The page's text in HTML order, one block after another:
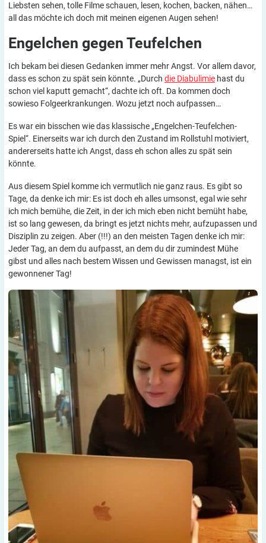
Liebsten sehen, tolle Filme schauen, lesen, kochen, backen, nähen…
all das möchte ich doch mit meinen eigenen Augen sehen!
Engelchen gegen Teufelchen
Ich bekam bei diesen Gedanken immer mehr Angst. Vor allem davor,
dass es schon zu spät sein könnte. „Durch die Diabulimie hast du
schon viel kaputt gemacht“, dachte ich oft. Da kommen doch
sowieso Folgeerkrankungen. Wozu jetzt noch aufpassen…
Es war ein bisschen wie das klassische „Engelchen-Teufelchen-
Spiel“. Einerseits war ich durch den Zustand im Rollstuhl motiviert,
andererseits hatte ich Angst, dass eh schon alles zu spät sein
könnte.
Aus diesem Spiel komme ich vermutlich nie ganz raus. Es gibt so
Tage, da denke ich mir: Es ist doch eh alles umsonst, egal wie sehr
ich mich bemühe, die Zeit, in der ich mich eben nicht bemüht habe,
ist so lang gewesen, da bringt es jetzt nichts mehr, aufzupassen und
Disziplin zu zeigen. Aber (!!!) an den meisten Tagen denke ich mir:
Jeder Tag, an dem du aufpasst, an dem du dir zumindest Mühe
gibst und alles nach bestem Wissen und Gewissen managst, ist ein
gewonnener Tag!